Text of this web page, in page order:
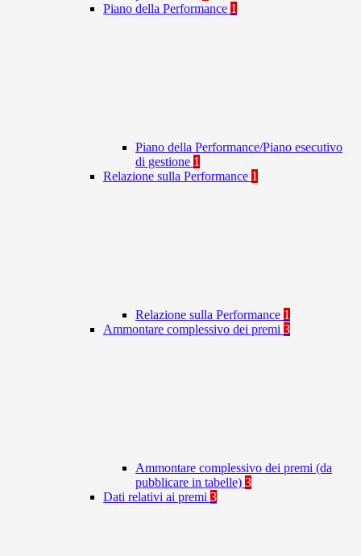
Piano della Performance 1
Piano della Performance/Piano esecutivo
di gestione 1
Relazione sulla Performance 1
Relazione sulla Performance 1
Ammontare complessivo dei premi 3
Ammontare complessivo dei premi (da
pubblicare in tabelle) 3
Dati relativi ai premi 3